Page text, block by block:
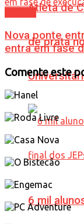
Atleta de
de prata
6 mil
Nova ponte
entra em fase
Comente este